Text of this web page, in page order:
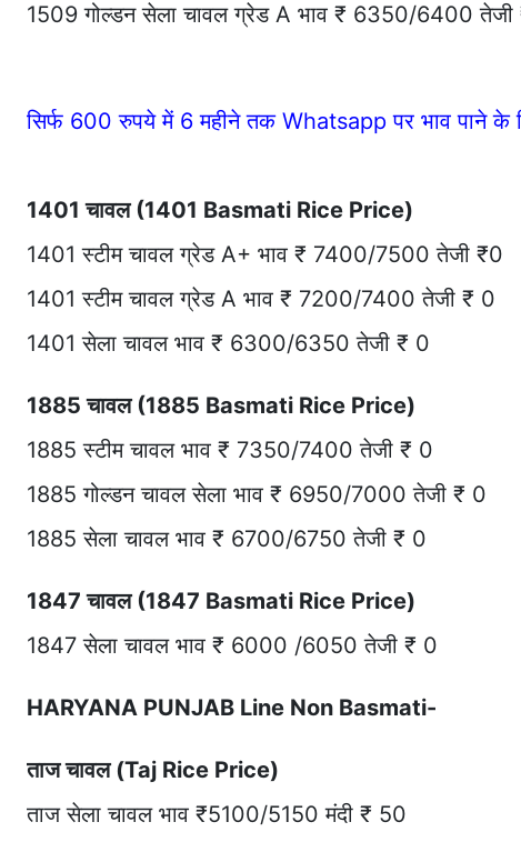
1509 गोल्डन सेला चावल ग्रेड A भाव ₹ 6350/6400 तेजी
सिर्फ 600 रुपये में 6 महीने तक Whatsapp पर भाव पाने
1401 चावल (1401 Basmati Rice Price)
1401 स्टीम चावल ग्रेड A+ भाव ₹ 7400/7500 तेजी ₹0
1401 स्टीम चावल ग्रेड A भाव ₹ 7200/7400 तेजी ₹ 0
1401 सेला चावल भाव ₹ 6300/6350 तेजी ₹ 0
1885 चावल (1885 Basmati Rice Price)
1885 स्टीम चावल भाव ₹ 7350/7400 तेजी ₹ 0
1885 गोल्डन चावल सेला भाव ₹ 6950/7000 तेजी ₹ 0
1885 सेला चावल भाव ₹ 6700/6750 तेजी ₹ 0
1847 चावल (1847 Basmati Rice Price)
1847 सेला चावल भाव ₹ 6000 /6050 तेजी ₹ 0
HARYANA PUNJAB Line Non Basmati-
ताज चावल (Taj Rice Price)
ताज सेला चावल भाव ₹5100/5150 मंदी ₹ 50